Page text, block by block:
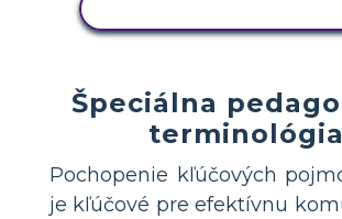
Špeciálna
terminológia
Pochopenie kľúčových
je kľúčové pre efektívnu